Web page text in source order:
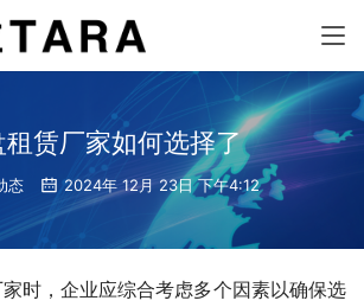
租赁厂家如何选择了
态 2024年 12月 23日 下午4:12
时，企业应综合考虑多个因素以确保选